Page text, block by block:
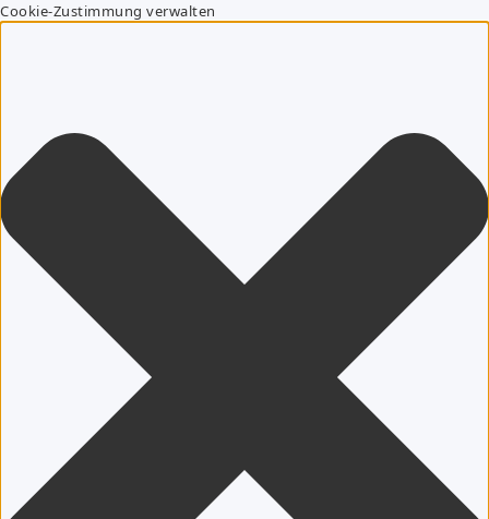
Cookie-Zustimmung verwalten